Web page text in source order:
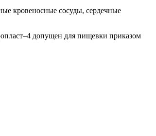
кровеносные сосуды, сердечные
допущен для пищевки приказом